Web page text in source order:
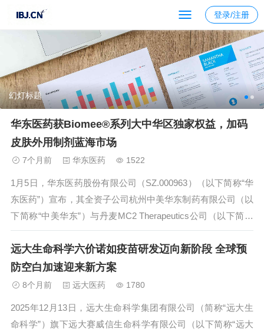
登录/注册
幻灯标题
华东医药获Biomee®系列大中华区独家权益，加码
皮肤外用制剂蓝海市场
7个月前 华东医药 1522
1月5日，华东医药股份有限公司（SZ.000963）（以下简称“华
东医药”）宣布，其全资子公司杭州中美华东制药有限公司（以
下简称“中美华东”）与丹麦MC2 Therapeutics公司（以下简称
“MC2”）达成新合作。根据协议，华东医药将获得MC2旗下皮
肤学级护肤乳膏Biomee®系列在大中华区（中...
远大生命科学六价诺如疫苗研发迈向新阶段 全球预
防空白加速迎来新方案
8个月前 远大医药 1780
2025年12月13日，远大生命科学集团有限公司（简称“远大生
命科学”）旗下远大赛威信生命科学有限公司（以下简称“远大